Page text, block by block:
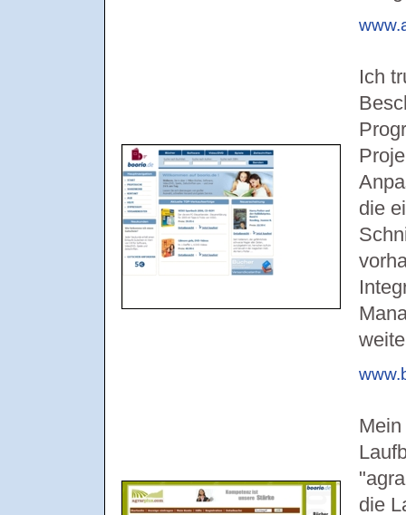
Ich
die
die